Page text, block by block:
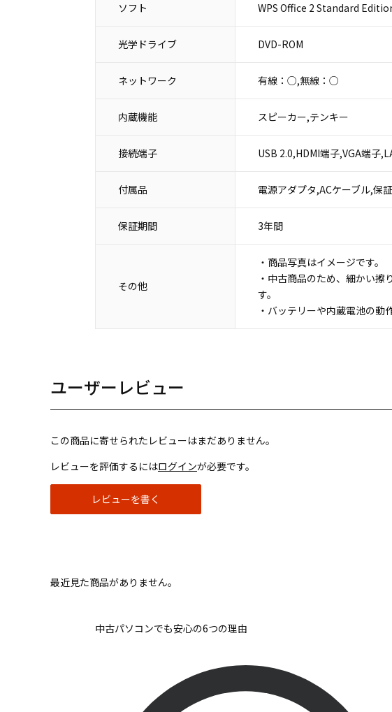
ソフト WPS Office 2 Standard
光学ドライブ DVD-ROM
ネットワーク 有線：○,無線：○
内蔵機能 スピーカー,テンキー
接続端子 USB 2.0,HDMI端子,VGA端子
付属品 電源アダプタ,ACケーブル,保
保証期間 3年間
その他
・商品写真はイメージです。
・中古商品のため、細かい
す。
・バッテリーや内蔵電池の動
ユーザーレビュー
この商品に寄せられたレビューはまだありません。
レビューを評価するにはログインが必要です。
レビューを書く
最近見た商品がありません。
中古パソコンでも安心の6つの理由